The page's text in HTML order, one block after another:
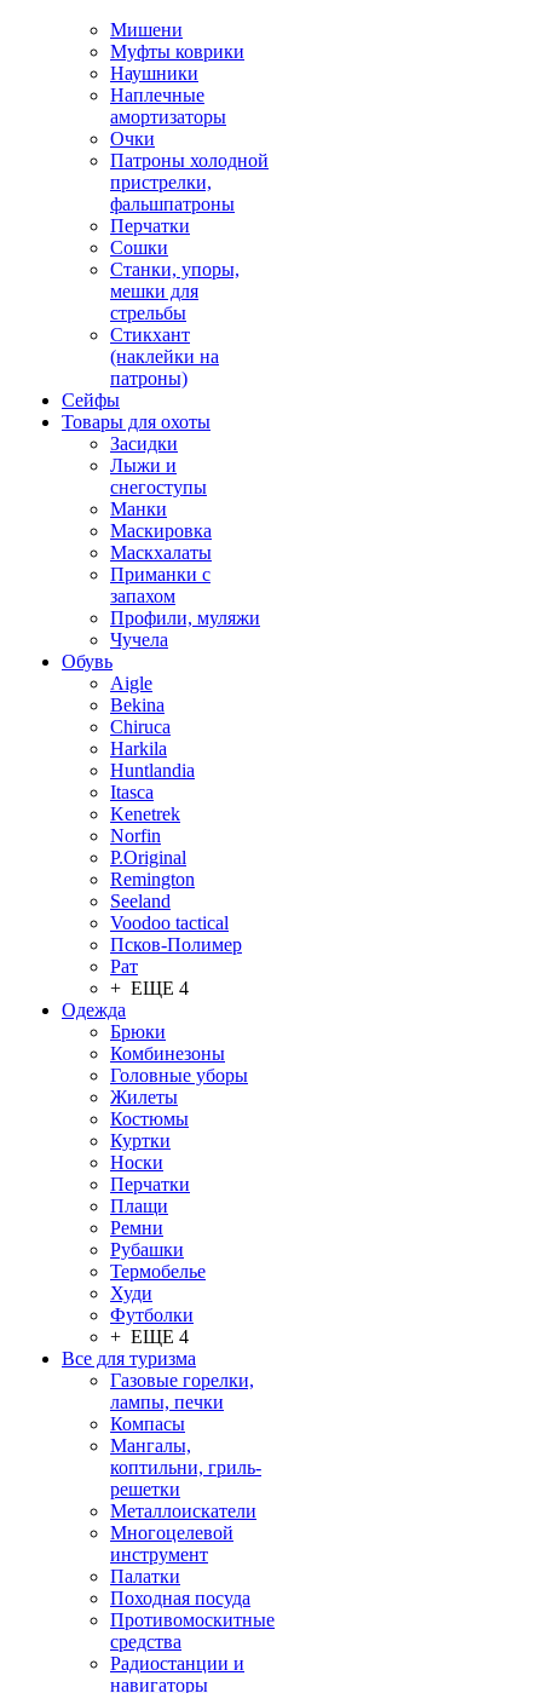
Мишени
Муфты коврики
Наушники
Наплечные
амортизаторы
Очки
Патроны холодной
пристрелки,
фальшпатроны
Перчатки
Сошки
Станки, упоры,
мешки для
стрельбы
Стикхант
(наклейки на
патроны)
Сейфы
Товары для охоты
Засидки
Лыжи и
снегоступы
Манки
Маскировка
Маскхалаты
Приманки с
запахом
Профили, муляжи
Чучела
Обувь
Aigle
Bekina
Chiruсa
Harkila
Huntlandia
Itasca
Kenetrek
Norfin
P.Original
Remington
Seeland
Voodoo tactical
Псков-Полимер
Рат
+ ЕЩЕ 4
Одежда
Брюки
Комбинезоны
Головные уборы
Жилеты
Костюмы
Куртки
Носки
Перчатки
Плащи
Ремни
Рубашки
Термобелье
Худи
Футболки
+ ЕЩЕ 4
Все для туризма
Газовые горелки,
лампы, печки
Компасы
Мангалы,
коптильни, гриль-
решетки
Металлоискатели
Многоцелевой
инструмент
Палатки
Походная посуда
Противомоскитные
средства
Радиостанции и
навигаторы